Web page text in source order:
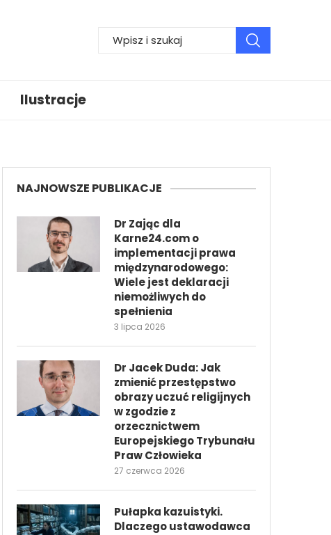
Ilustracje
NAJNOWSZE PUBLIKACJE
Dr Zając dla
Karne24.com o
implementacji prawa
międzynarodowego:
Wiele jest deklaracji
niemożliwych do
spełnienia
3 lipca 2026
Dr Jacek Duda: Jak
zmienić przestępstwo
obrazy uczuć religijnych
w zgodzie z
orzecznictwem
Europejskiego Trybunału
Praw Człowieka
27 czerwca 2026
Pułapka kazuistyki.
Dlaczego ustawodawca